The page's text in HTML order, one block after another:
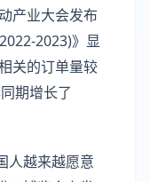
产业大会发布
2023)》显
关的订单量较
期增长了
人越来越愿意